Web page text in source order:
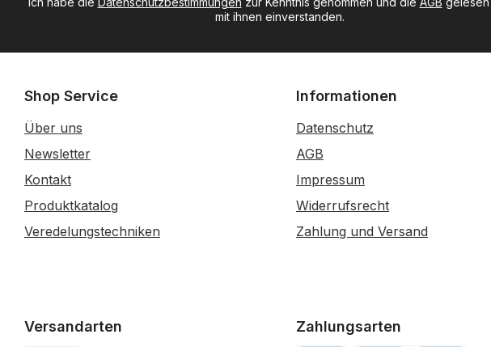
mit ihnen einverstanden.
Shop Service
Über uns
Newsletter
Kontakt
Produktkatalog
Veredelungstechniken
Informationen
Datenschutz
AGB
Impressum
Widerrufsrecht
Zahlung und Versand
Versandarten Zahlungsarten